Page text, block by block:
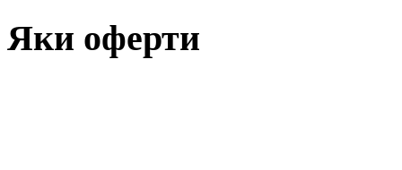
Яки оферти